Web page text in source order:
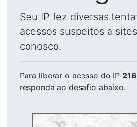
Seu IP fez diversas
acessos suspeitos a
conosco.
Para liberar o acesso do IP
responda ao desafio abaixo.